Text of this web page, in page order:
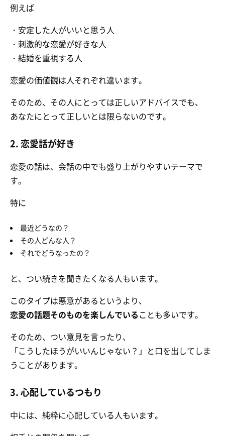
例えば
・安定した人がいいと思う人
・刺激的な恋愛が好きな人
・結婚を重視する人
恋愛の価値観は人それぞれ違います。
そのため、その人にとっては正しいアドバイスでも、
あなたにとって正しいとは限らないのです。
2. 恋愛話が好き
恋愛の話は、会話の中でも盛り上がりやすいテーマで
す。
特に
最近どうなの？
その人どんな人？
それでどうなったの？
と、つい続きを聞きたくなる人もいます。
このタイプは悪意があるというより、
恋愛の話題そのものを楽しんでいることも多いです。
そのため、つい意見を言ったり、
「こうしたほうがいいんじゃない？」と口を出してしま
うことがあります。
3. 心配しているつもり
中には、純粋に心配している人もいます。